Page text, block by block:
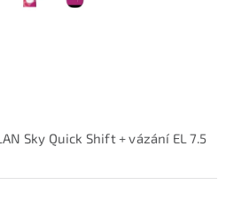
Sky Quick Shift + vázání EL 7.5